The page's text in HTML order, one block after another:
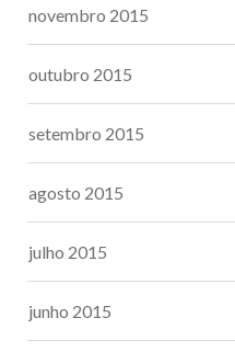
novembro 2015
outubro 2015
setembro 2015
agosto 2015
julho 2015
junho 2015